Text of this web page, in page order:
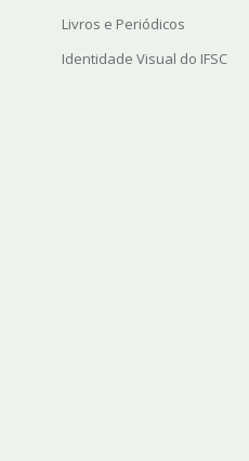
Livros e Periódicos
Identidade Visual do IFSC